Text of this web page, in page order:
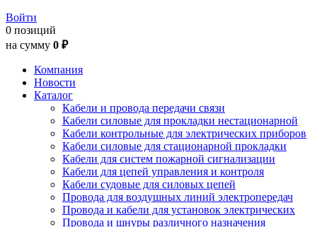
Войти
0 позиций
на сумму 0 ₽
Компания
Новости
Каталог
Кабели и провода передачи связи
Кабели силовые для прокладки нестационарной
Кабели контрольные для электрических приборов
Кабели силовые для стационарной прокладки
Кабели для систем пожарной сигнализации
Кабели для цепей управления и контроля
Кабели судовые для силовых цепей
Провода для воздушных линий электропередач
Провода и кабели для установок электрических
Провода и шнуры различного назначения